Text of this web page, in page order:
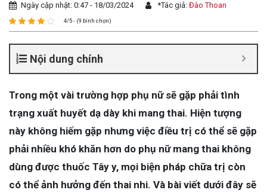
Ngày cập nhật: 0:47 - 18/03/2024 *Tác giả: Đào Thoan
4/5 - (9 bình chọn)
Nội dung chính
Trong một vài trường hợp phụ nữ sẽ gặp phải tình
trạng xuất huyết dạ dày khi mang thai. Hiện tượng
này không hiếm gặp nhưng việc điều trị có thể sẽ gặp
phải nhiều khó khăn hơn do phụ nữ mang thai không
dùng được thuốc Tây y, mọi biện pháp chữa trị còn
có thể ảnh hưởng đến thai nhi. Và bài viết dưới đây sẽ